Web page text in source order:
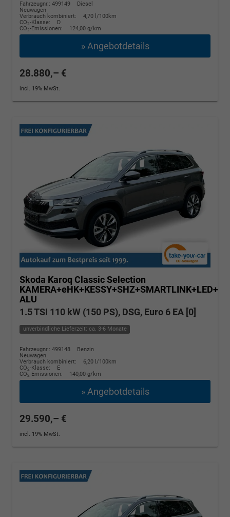
Fahrzeugnr.: 499149
Diesel
Neuwagen
Verbrauch kombiniert:
4,70 l/100km
CO2-Klasse:
D
CO2-Emissionen: 124,00 g/km
» Angebotdetails
28.880,– €
incl. 19% MwSt.
Skoda Karoq Classic Selection
ALU
1.5 TSI 110 kW (150 PS), DSG, Euro 6 EA [0]
unverbindliche Lieferzeit: ca. 3-6 Monate
Fahrzeugnr.: 499148
Benzin
Neuwagen
Verbrauch kombiniert:
6,20 l/100km
CO2-Klasse:
E
CO2-Emissionen: 140,00 g/km
» Angebotdetails
29.590,– €
incl. 19% MwSt.